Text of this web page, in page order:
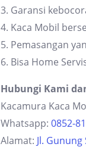
3. Garansi
4. Kaca Mobil
5. Pemasangan
6. Bisa Home
Hubungi Kami
Kacamura Kaca
Whatsapp: 0852-
Alamat: Jl.